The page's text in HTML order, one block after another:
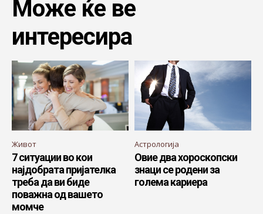
Може ќе ве
интересира
Живот
7 ситуации во кои
најдобрата пријателка
треба да ви биде
поважна од вашето
момче
Астрологија
Овие два хороскопски
знаци се родени за
голема кариера